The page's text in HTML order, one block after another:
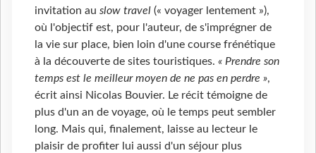
invitation au slow travel (« voyager lentement »),
où l'objectif est, pour l'auteur, de s'imprégner de
la vie sur place, bien loin d'une course frénétique
à la découverte de sites touristiques. « Prendre son
temps est le meilleur moyen de ne pas en perdre »,
écrit ainsi Nicolas Bouvier. Le récit témoigne de
plus d'un an de voyage, où le temps peut sembler
long. Mais qui, finalement, laisse au lecteur le
plaisir de profiter lui aussi d'un séjour plus